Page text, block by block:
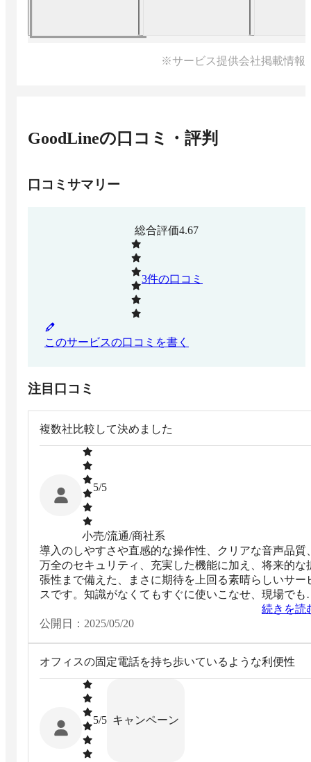
※サービス提供会社掲載情報
GoodLineの口コミ・評判
口コミサマリー
総合評価4.67
3件の口コミ
このサービスの口コミを書く
注目口コミ
複数社比較して決めました
5/5
小売/流通/商社系
導入のしやすさや直感的な操作性、クリアな音声品質
万全のセキュリティ、充実した機能に加え、将来的な
張性まで備えた、まさに期待を上回る素晴らしいサー
スです。知識がなくてもすぐに使いこなせ、現場でも
続きを読
公開日： 2025/05/20
オフィスの固定電話を持ち歩いているような利便性
5/5 キャンペーン